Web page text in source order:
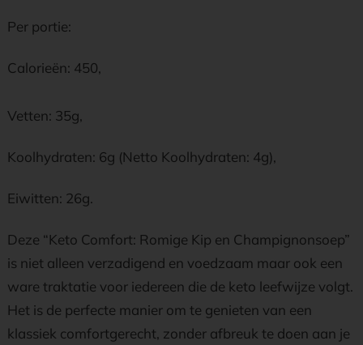
Per portie:
Calorieën: 450,
Vetten: 35g,
Koolhydraten: 6g (Netto Koolhydraten: 4g),
Eiwitten: 26g.
Deze “Keto Comfort: Romige Kip en Champignonsoep”
is niet alleen verzadigend en voedzaam maar ook een
ware traktatie voor iedereen die de keto leefwijze volgt.
Het is de perfecte manier om te genieten van een
klassiek comfortgerecht, zonder afbreuk te doen aan je